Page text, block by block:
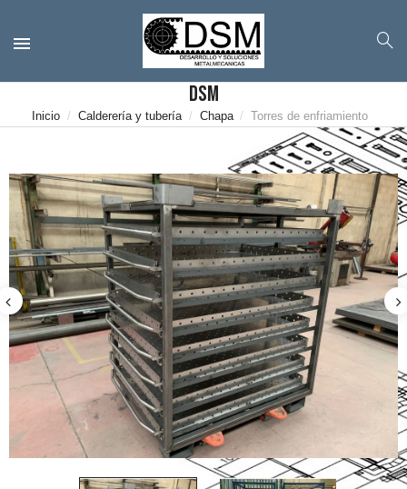
DSM
Inicio Calderería y tubería Chapa Torres de enfriamiento